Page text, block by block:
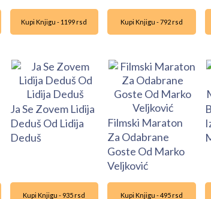
Kupi Knjigu - 1199 rsd
Ja Se Zovem Lidija
Deduš Od Lidija
Deduš
Kupi Knjigu - 792 rsd
Filmski Maraton
Za Odabrane
Goste Od Marko
Veljković
Kupi Knjigu - 935 rsd Kupi Knjigu - 495 rsd